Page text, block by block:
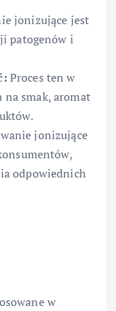
jonizujące jest
patogenów i
Proces ten w
smak, aromat
jonizujące
odpowiednich
w